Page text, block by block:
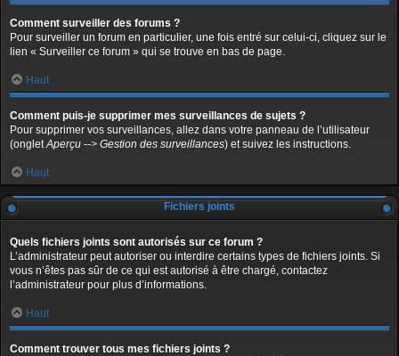
Comment surveiller des forums ?
Pour surveiller un forum en particulier, une fois entré sur celui-ci, cliquez sur le
lien « Surveiller ce forum » qui se trouve en bas de page.
Haut
Comment puis-je supprimer mes surveillances de sujets ?
Pour supprimer vos surveillances, allez dans votre panneau de l’utilisateur
(ongletAperçu --> Gestion des surveillances) et suivez les instructions.
Haut
Fichiers joints
Quels fichiers joints sont autorisés sur ce forum ?
L’administrateur peut autoriser ou interdire certains types de fichiers joints. Si
vous n’êtes pas sûr de ce qui est autorisé à être chargé, contactez
l’administrateur pour plus d’informations.
Haut
Comment trouver tous mes fichiers joints ?